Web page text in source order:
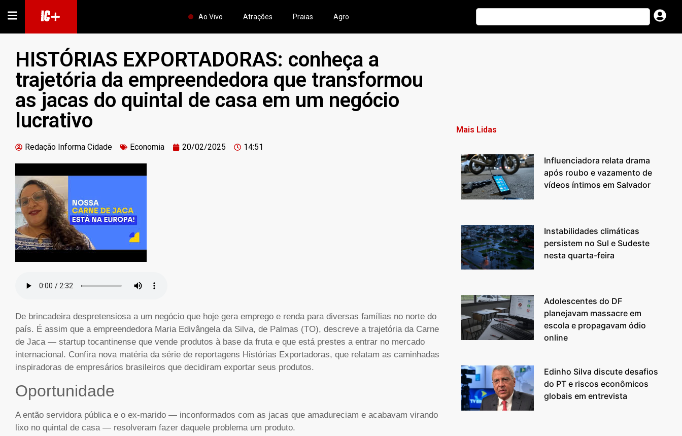
IC+ Ao Vivo Atrações Praias Agro
HISTÓRIAS EXPORTADORAS: conheça a
trajetória da empreendedora que transformou
as jacas do quintal de casa em um negócio
lucrativo
Redação Informa Cidade Economia 20/02/2025 14:51
De brincadeira despretensiosa a um negócio que hoje gera emprego e renda para diversas famílias no norte do
país. É assim que a empreendedora Maria Edivângela da Silva, de Palmas (TO), descreve a trajetória da Carne
de Jaca — startup tocantinense que vende produtos à base da fruta e que está prestes a entrar no mercado
internacional. Confira nova matéria da série de reportagens Histórias Exportadoras, que relatam as caminhadas
inspiradoras de empresários brasileiros que decidiram exportar seus produtos.
Oportunidade
A então servidora pública e o ex-marido — inconformados com as jacas que amadureciam e acabavam virando
lixo no quintal de casa — resolveram fazer daquele problema um produto.
Mais Lidas
Influenciadora relata drama
após roubo e vazamento de
vídeos íntimos em Salvador
Instabilidades climáticas
persistem no Sul e Sudeste
nesta quarta-feira
Adolescentes do DF
planejavam massacre em
escola e propagavam ódio
online
Edinho Silva discute desafios
do PT e riscos econômicos
globais em entrevista